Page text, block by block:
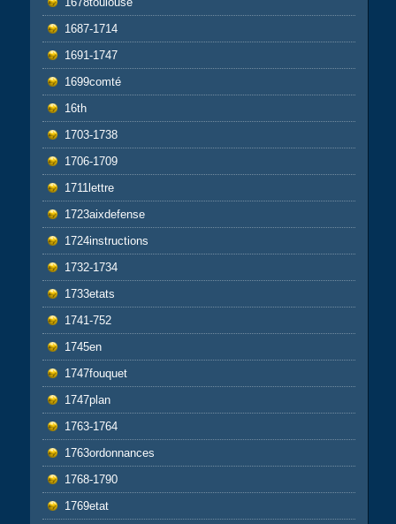
1687-1714
1691-1747
1699comté
16th
1703-1738
1706-1709
1711lettre
1723aixdefense
1724instructions
1732-1734
1733etats
1741-752
1745en
1747fouquet
1747plan
1763-1764
1763ordonnances
1768-1790
1769etat